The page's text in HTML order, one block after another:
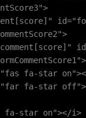
on"></
on"></i>